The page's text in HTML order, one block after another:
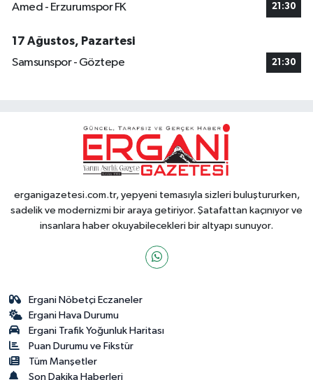
Amed - Erzurumspor FK 21:30
17 Ağustos, Pazartesi
Samsunspor - Göztepe
21:30
erganigazetesi.com.tr, yepyeni temasıyla sizleri buluştururken,
sadelik ve modernizmi bir araya getiriyor. Şatafattan kaçınıyor ve
insanlara haber okuyabilecekleri bir altyapı sunuyor.
Ergani Nöbetçi Eczaneler
Ergani Hava Durumu
Ergani Trafik Yoğunluk Haritası
Puan Durumu ve Fikstür
Tüm Manşetler
Son Dakika Haberleri